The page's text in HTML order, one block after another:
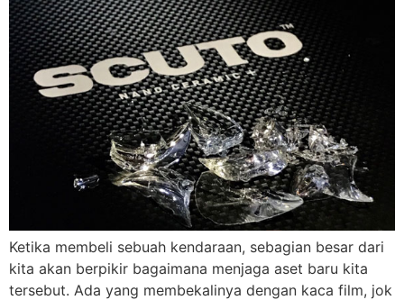
Ketika membeli sebuah kendaraan, sebagian besar dari
kita akan berpikir bagaimana menjaga aset baru kita
tersebut. Ada yang membekalinya dengan kaca film, jok